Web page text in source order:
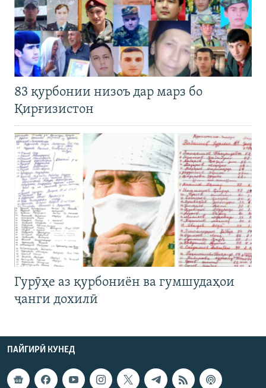
83 қурбонии низоъ дар марз бо
Қирғизистон
Гурӯҳе аз қурбониён ва гумшудаҳои
ҷанги дохилӣ
ПАЙГИРӢ КУНЕД